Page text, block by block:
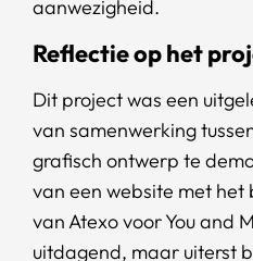
aanwezigheid.
Reflectie op het
Dit project was een
van samenwerking
grafisch ontwerp te
van een website met
van Atexo voor You and
uitdagend, maar uiterst